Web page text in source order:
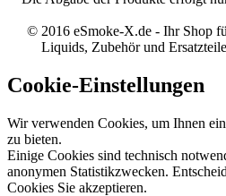
© 2016 eSmoke-X.de - Ihr Shop
Liquids, Zubehör und
Cookie-Einstellungen
Wir verwenden Cookies, um Ihnen
zu bieten.
Einige Cookies sind technisch
anonymen Statistikzwecken.
Cookies Sie akzeptieren.